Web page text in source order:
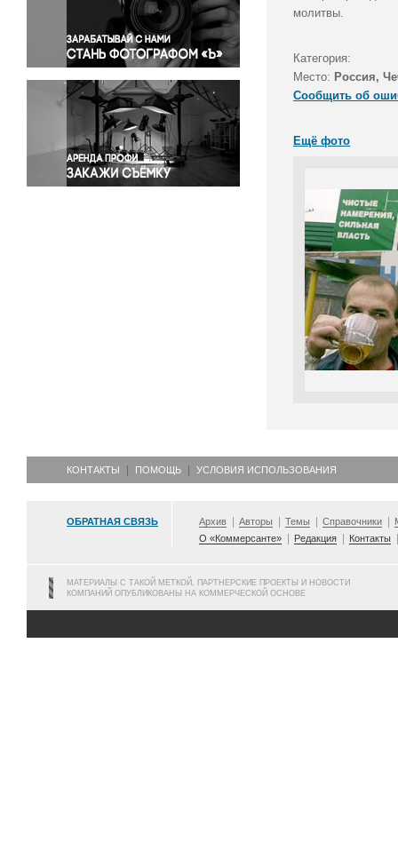
Правосудие
Происшествия и конфликты
Религия
Светская жизнь
Спорт
Экология
Экономика и бизнес
молитвы.
Категория:
Место: Россия,
Сообщить об
Ещё фото
КОНТАКТЫ ПОМОЩЬ УСЛОВИЯ ИСПОЛЬЗОВАНИЯ
ОБРАТНАЯ СВЯЗЬ Архив Авторы Темы Справочники
О «Коммерсанте»
Редакция Контакты
МАТЕРИАЛЫ С ТАКОЙ МЕТКОЙ, ПАРТНЕРСКИЕ ПРОЕКТЫ И НОВОСТИ
КОМПАНИЙ ОПУБЛИКОВАНЫ НА КОММЕРЧЕСКОЙ ОСНОВЕ